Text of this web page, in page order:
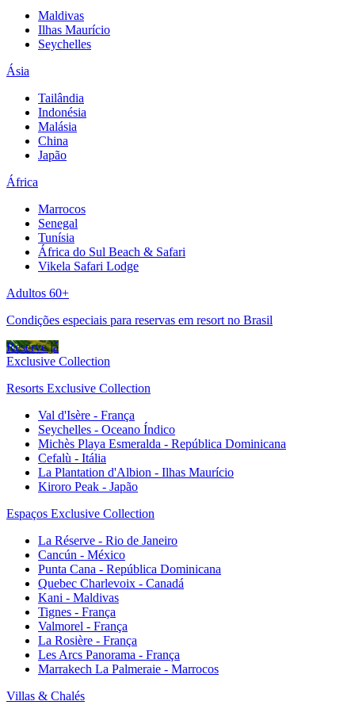
Maldivas
Ilhas Maurício
Seychelles
Ásia
Tailândia
Indonésia
Malásia
China
Japão
África
Marrocos
Senegal
Tunísia
África do Sul Beach & Safari
Vikela Safari Lodge
Adultos 60+
Condições especiais para reservas em resort no Brasil
Reserve já
Exclusive Collection
Resorts Exclusive Collection
Val d'Isère - França
Seychelles - Oceano Índico
Michès Playa Esmeralda - República Dominicana
Cefalù - Itália
La Plantation d'Albion - Ilhas Maurício
Kiroro Peak - Japão
Espaços Exclusive Collection
La Réserve - Rio de Janeiro
Cancún - México
Punta Cana - República Dominicana
Quebec Charlevoix - Canadá
Kani - Maldivas
Tignes - França
Valmorel - França
La Rosière - França
Les Arcs Panorama - França
Marrakech La Palmeraie - Marrocos
Villas & Chalés